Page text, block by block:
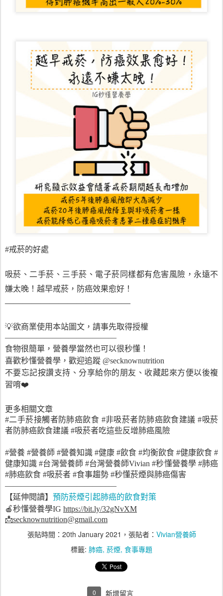
#戒菸的好處
吸菸、二手菸、三手菸、電子菸同樣都有危害風險，永遠不
嫌太晚！越早戒菸，防癌效果愈好！
——————————————
💡欲商業使用本站圖文，請事先取得授權
——————————————
食物很簡單，營養學當然也可以很秒懂！
喜歡秒懂營養學，歡迎追蹤 @secknownutrition
不要忘記按讚支持、分享給你的朋友、收藏起來方便以後複
習唷❤️
更多相關文章
#二手菸接觸者防肺癌飲食 #非吸菸者防肺癌飲食建議 #吸菸
者防肺癌飲食建議 #吸菸者吃這些反增肺癌風險
#營養 #營養師 #營養知識 #健康 #飲食 #均衡飲食 #健康飲食 #
健康知識 #台灣營養師 #台灣營養師Vivian #秒懂營養學 #肺癌
#肺癌飲食 #吸菸者 #食事趨勢 #秒懂菸煙與肺癌傷害
——————————————
【延伸閱讀】 預防菸煙引起肺癌的飲食對策
🍎秒懂營養學IG https://bit.ly/32gNvXM
📩secknownutrition@gmail.com
張貼時間： 20th January 2021 ，張貼者： Vivian營養師
標籤: 肺癌 菸煙 食事專題
0 新增留言